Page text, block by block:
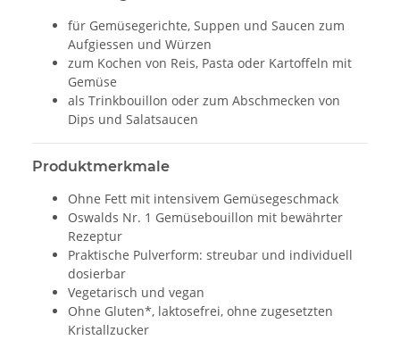
für Gemüsegerichte, Suppen und Saucen zum
Aufgiessen und Würzen
zum Kochen von Reis, Pasta oder Kartoffeln mit
Gemüse
als Trinkbouillon oder zum Abschmecken von
Dips und Salatsaucen
Produktmerkmale
Ohne Fett mit intensivem Gemüsegeschmack
Oswalds Nr. 1 Gemüsebouillon mit bewährter
Rezeptur
Praktische Pulverform: streubar und individuell
dosierbar
Vegetarisch und vegan
Ohne Gluten*, laktosefrei, ohne zugesetzten
Kristallzucker